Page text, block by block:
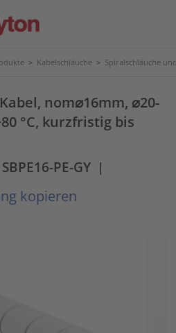
> Kabelschläuche > Spiralschläuche
nom⌀16mm, ⌀20-
°C, kurzfristig bis
PE-GY |
kopieren